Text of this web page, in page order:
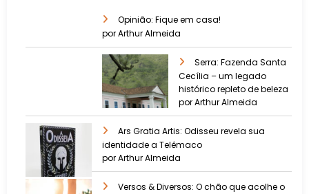
Opinião: Fique em casa!
por Arthur Almeida
Serra: Fazenda Santa
Cecília – um legado
histórico repleto de beleza
por Arthur Almeida
Ars Gratia Artis: Odisseu revela sua
identidade a Telêmaco
por Arthur Almeida
Versos & Diversos: O chão que acolhe o